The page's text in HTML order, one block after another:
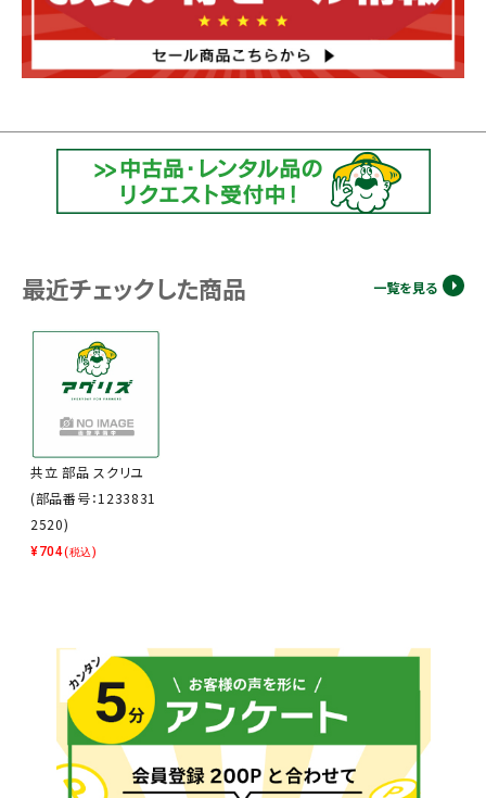
最近チェックした商品 一覧を見る
共立 部品 スクリユ
(部品番号：1233831
2520)
¥704(税込)